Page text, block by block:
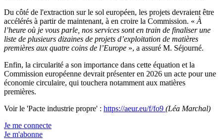
Du côté de l'extraction sur le sol européen, les projets devraient être
accélérés à partir de maintenant, à en croire la Commission. « À
l’heure où je vous parle, nos services sont en train de finaliser une
liste de plusieurs dizaines de projets d’exploitation de matières
premières aux quatre coins de l’Europe », a assuré M. Séjourné.
Enfin, la circularité a son importance dans cette équation et la
Commission européenne devrait présenter en 2026 un acte pour une
économie circulaire, qui touchera notamment aux matières
premières.
Voir le 'Pacte industrie propre' : https://aeur.eu/f/fo9 (Léa Marchal)
Je me connecte
Je m'abonne